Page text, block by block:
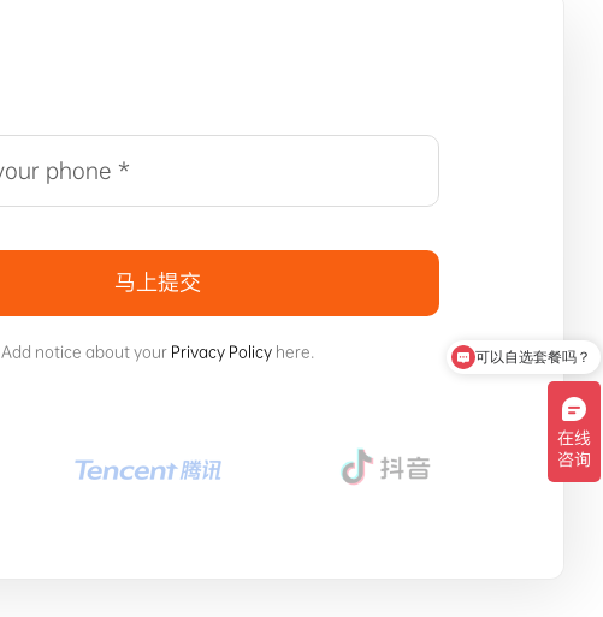
马上提交
Add notice about your Privacy Policyhere. 可以自选套餐吗？